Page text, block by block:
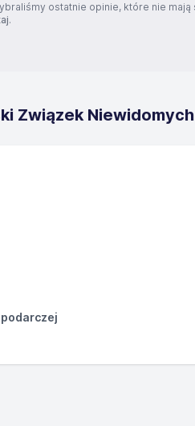
ostatnie opinie, które nie
.
Związek Niewidomych